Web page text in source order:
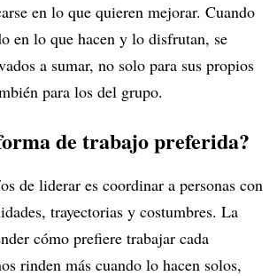
en lo que quieren mejorar. Cuando
en lo que hacen y lo disfrutan, se
a sumar, no solo para sus propios
para los del grupo.
de trabajo preferida?
de liderar es coordinar a personas con
trayectorias y costumbres. La
cómo prefiere trabajar cada
rinden más cuando lo hacen solos,